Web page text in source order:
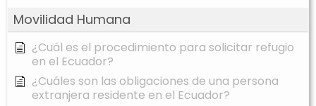
Movilidad Humana
¿Cuál es el procedimiento para solicitar refugio
en el Ecuador?
¿Cuáles son las obligaciones de una persona
extranjera residente en el Ecuador?